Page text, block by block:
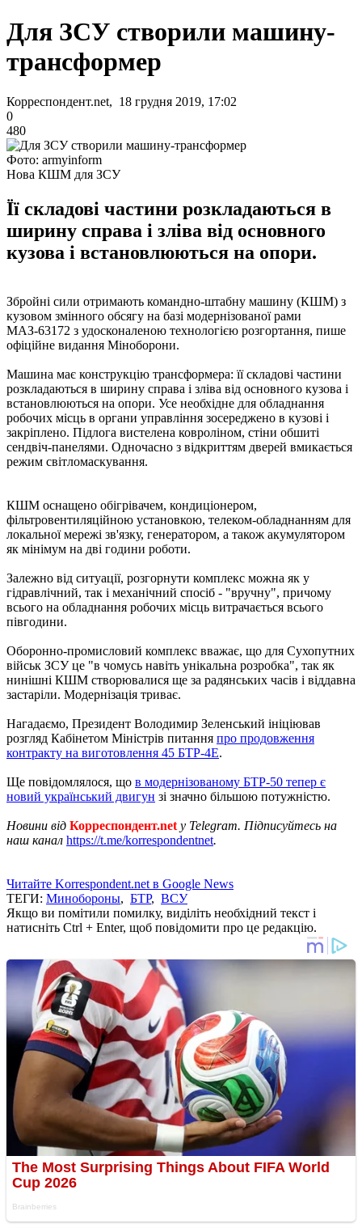
Для ЗСУ створили машину-
трансформер
Корреспондент.net, 18 грудня 2019, 17:02
0
480
Фото: armyinform
Нова КШМ для ЗСУ
Її складові частини розкладаються в
ширину справа і зліва від основного
кузова і встановлюються на опори.
Збройні сили отримають командно-штабну машину (КШМ) з
кузовом змінного обсягу на базі модернізованої рами
МАЗ-63172 з удосконаленою технологією розгортання, пише
офіційне видання Міноборони.
Машина має конструкцію трансформера: її складові частини
розкладаються в ширину справа і зліва від основного кузова і
встановлюються на опори. Усе необхідне для обладнання
робочих місць в органи управління зосереджено в кузові і
закріплено. Підлога вистелена ковроліном, стіни обшиті
сендвіч-панелями. Одночасно з відкриттям дверей вмикається
режим світломаскування.
КШМ оснащено обігрівачем, кондиціонером,
фільтровентиляційною установкою, телеком-обладнанням для
локальної мережі зв'язку, генератором, а також акумулятором
як мінімум на дві години роботи.
Залежно від ситуації, розгорнути комплекс можна як у
гідравлічний, так і механічний спосіб - "вручну", причому
всього на обладнання робочих місць витрачається всього
півгодини.
Оборонно-промисловий комплекс вважає, що для Сухопутних
військ ЗСУ це "в чомусь навіть унікальна розробка", так як
нинішні КШМ створювалися ще за радянських часів і віддавна
застаріли. Модернізація триває.
Нагадаємо, Президент Володимир Зеленський ініціював
розгляд Кабінетом Міністрів питання про продовження
контракту на виготовлення 45 БТР-4Е.
Ще повідомлялося, що в модернізованому БТР-50 тепер є
новий український двигун зі значно більшою потужністю.
Новини від Корреспондент.net у Telegram. Підписуйтесь на
наш канал https://t.me/korrespondentnet.
Читайте Korrespondent.net в Google News
ТЕГИ: Минобороны, БТР, ВСУ
Якщо ви помітили помилку, виділіть необхідний текст і
натисніть Ctrl + Enter, щоб повідомити про це редакцію.